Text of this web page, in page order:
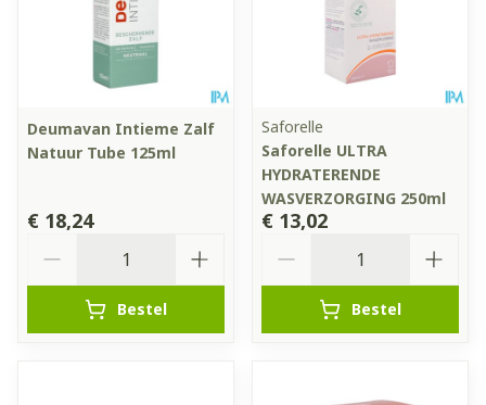
Deumavan Intieme Zalf
Natuur Tube 125ml
€ 18,24
Bestel
Saforelle
Saforelle ULTRA
HYDRATERENDE
WASVERZORGING 250ml
€ 13,02
Bestel